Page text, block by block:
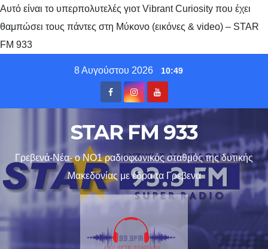
Αυτό είναι το υπερπολυτελές γιοτ Vibrant Curiosity που έχει
θαμπώσει τους πάντες στη Μύκονο (εικόνες & video) – STAR
FM 933
8 Αυγούστου 2026 10:49
STAR FM 933
Γρεβενά-Νέα- ο ΝΟ1 ραδιοφωνικός σταθμός της δυτικής
Μακεδονίας με έδρα τα Γρεβενα